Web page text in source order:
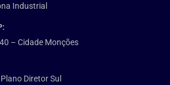
Industrial
– Cidade Monções
Diretor Sul